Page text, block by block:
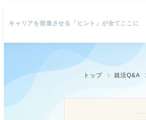
キャリアを前進させる「ヒント」が全てここに
トップ 就活Q&A